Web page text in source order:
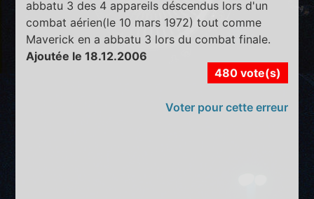
abbatu 3 des 4 appareils déscendus lors d'un
combat aérien(le 10 mars 1972) tout comme
Maverick en a abbatu 3 lors du combat finale.
Ajoutée le 18.12.2006
480 vote(s)
Voter pour cette erreur